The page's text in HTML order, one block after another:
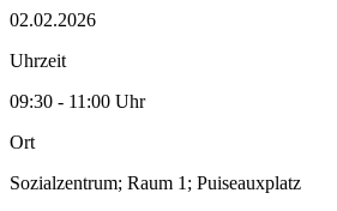
02.02.2026
Uhrzeit
09:30 - 11:00 Uhr
Ort
Sozialzentrum; Raum 1; Puiseauxplatz